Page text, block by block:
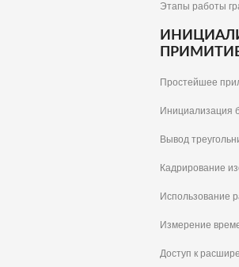
Этапы работы
Простейшее
Инициализация
Вывод
Кадрирование
Использование
Измерение
Доступ к